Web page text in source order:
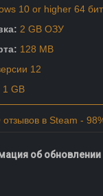
10 or higher 64
2 GB ОЗУ
128 MB
12
1 GB
отзывов в Steam -
об обновлении